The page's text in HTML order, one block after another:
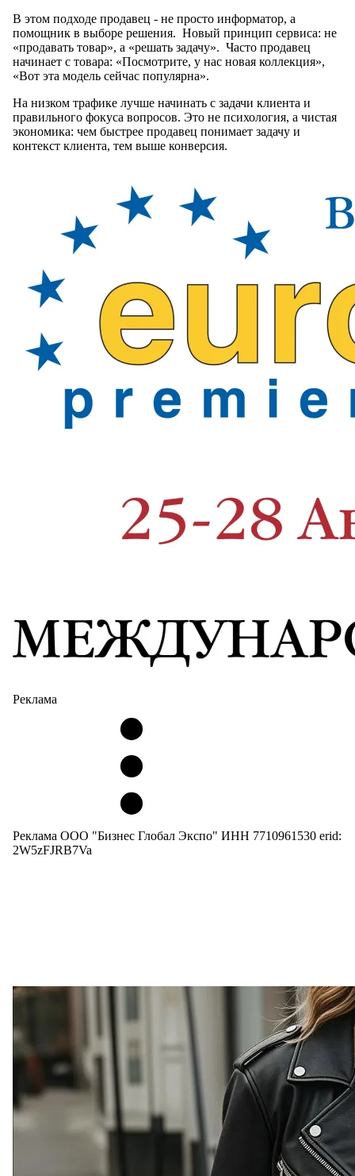
В этом подходе продавец - не просто информатор, а
помощник в выборе решения. Новый принцип сервиса: не
«продавать товар», а «решать задачу». Часто продавец
начинает с товара: «Посмотрите, у нас новая коллекция»,
«Вот эта модель сейчас популярна».
На низком трафике лучше начинать с задачи клиента и
правильного фокуса вопросов. Это не психология, а чистая
экономика: чем быстрее продавец понимает задачу и
контекст клиента, тем выше конверсия.
Реклама
Реклама ООО "Бизнес Глобал Экспо" ИНН 7710961530 erid:
2W5zFJRB7Va